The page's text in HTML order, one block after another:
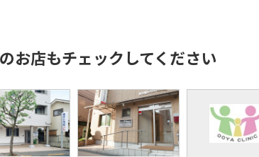
お店もチェックしてください